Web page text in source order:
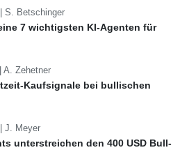
S. Betschinger
7 wichtigsten KI-Agenten für
A. Zehetner
Kaufsignale bei bullischen
J. Meyer
unterstreichen den 400 USD Bull-